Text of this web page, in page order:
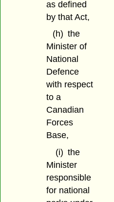
as defined
by that Act,
(h) the
Minister of
National
Defence
with respect
to a
Canadian
Forces
Base,
(i) the
Minister
responsible
for national